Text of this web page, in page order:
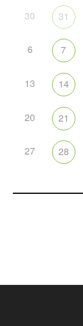
30 31
6 7
13 14
20 21
27 28